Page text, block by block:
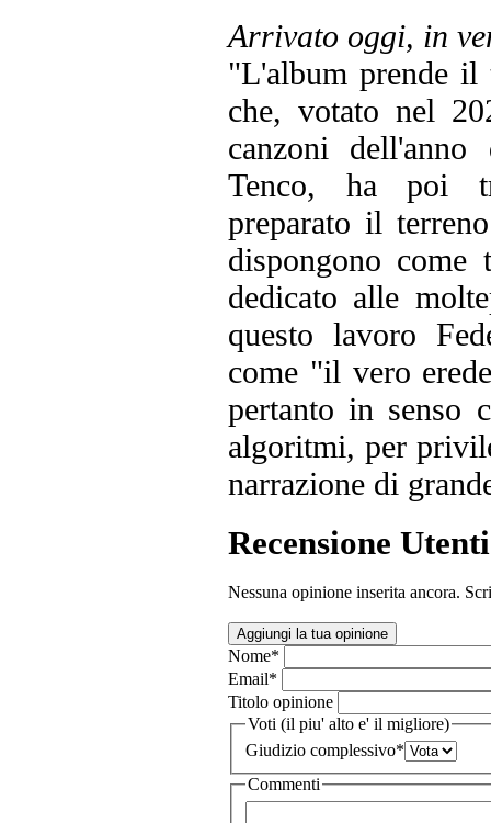
Arrivato oggi, in
"L'album prende
che, votato nel
canzoni
Tenco, ha poi
preparato il
dispongono come
dedicato alle
questo lavoro
come "il vero
pertanto in senso
algoritmi, per
narrazione di
Recensione Utenti
Nessuna opinione inserita ancora.
Aggiungi la tua opinione
Nome*
Email*
Titolo opinione
Voti (il piu' alto e' il migliore)
Giudizio complessivo*
Commenti